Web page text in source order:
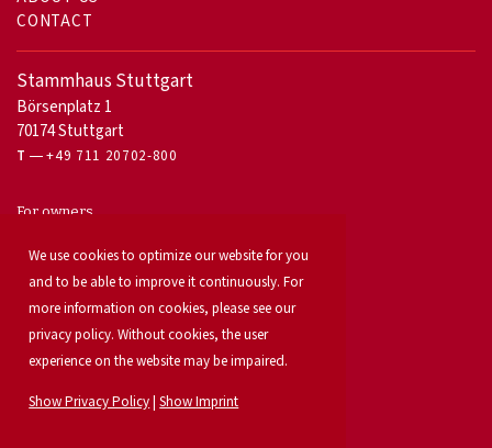
CONTACT
Stammhaus Stuttgart
Börsenplatz 1
70174 Stuttgart
T +49 711 20702-800
For owners
Our services
Launch your property
Industrial & logistics
Our team
Locations
Investment
We use cookies to optimize our website for you
and to be able to improve it continuously. For
more information on cookies, please see our
privacy policy. Without cookies, the user
experience on the website may be impaired.
Show Privacy Policy |Show Imprint